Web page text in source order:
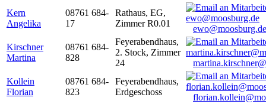
Kern
Angelika
08761 684-
17
Rathaus, EG,
Zimmer R0.01
ewo@moosburg.de
Kirschner
Martina
08761 684-
828
Feyerabendhaus,
2. Stock, Zimmer
24
Kollein
Florian
08761 684-
823
Feyerabendhaus,
Erdgeschoss